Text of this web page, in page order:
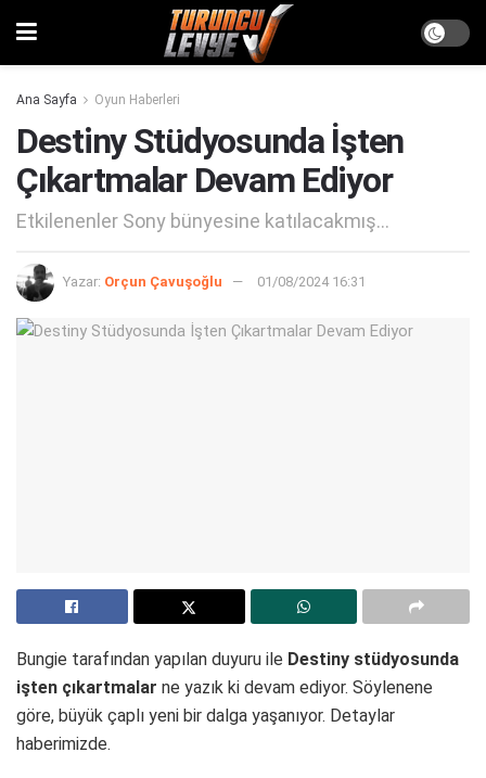
Ana Sayfa Oyun Haberleri
Destiny Stüdyosunda İşten
Çıkartmalar Devam Ediyor
Etkilenenler Sony bünyesine katılacakmış...
Yazar: Orçun Çavuşoğlu 01/08/2024 16:31
Bungie tarafından yapılan duyuru ile Destiny stüdyosunda
işten çıkartmalar ne yazık ki devam ediyor. Söylenene
göre, büyük çaplı yeni bir dalga yaşanıyor. Detaylar
haberimizde.